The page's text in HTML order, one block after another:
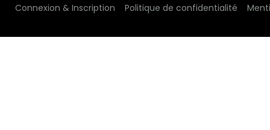
Connexion & Inscription
Politique de confidentialité